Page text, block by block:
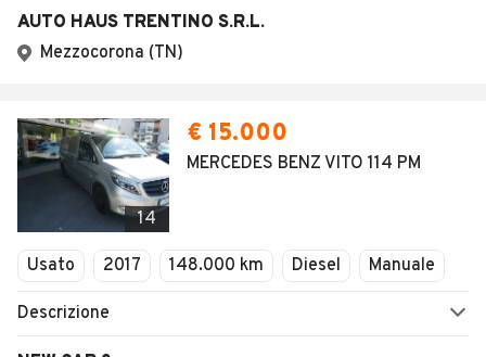
AUTO HAUS TRENTINO S.R.L.
Mezzocorona (TN)
14
€ 15.000
MERCEDES BENZ VITO 114 PM
Usato 2017 148.000 km Diesel Manuale
Descrizione